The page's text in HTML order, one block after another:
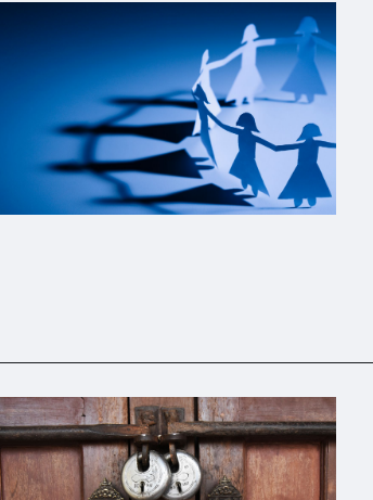
NUR FÜR FRAUEN